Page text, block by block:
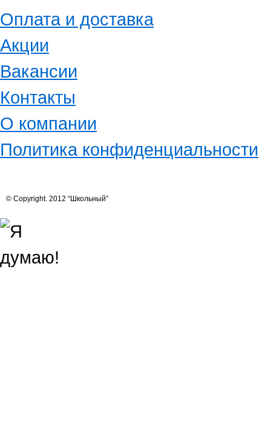
Оплата и доставка
Акции
Вакансии
Контакты
О компании
Политика конфиденциальности
© Copyright. 2012 “Школьный”